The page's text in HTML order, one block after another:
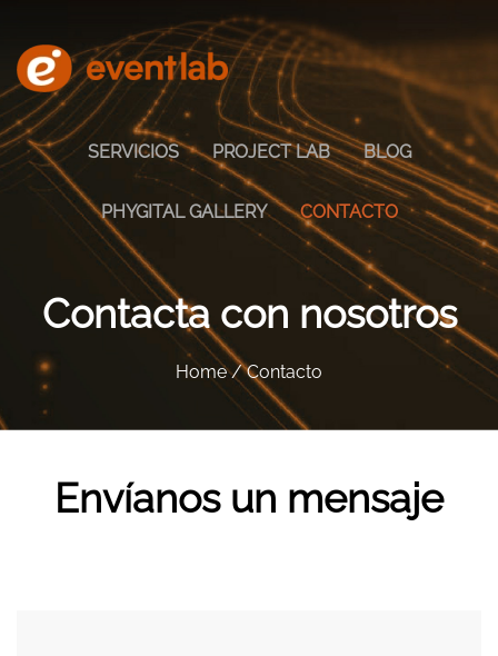
Skip to main content
SERVICIOS PROJECT LAB BLOG
PHYGITAL GALLERY CONTACTO
Contacta con nosotros
Home / Contacto
Envíanos un mensaje